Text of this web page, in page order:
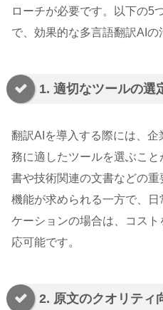
ローチが必要です。以下の5
で、効果的な多言語翻訳AIの
1. 適切なツールの選
翻訳AIを導入する際には、
務に適したツールを選ぶこ
書や技術関連の文書などの
機能が求められる一方で、
ケーションの場合は、コス
応可能です。
2. 原文のクオリティ